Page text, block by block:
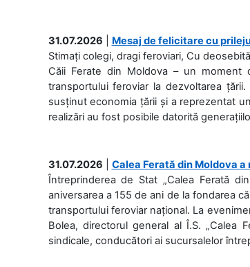
31.07.2026
Mesaj de felicitare cu
Stimați colegi, dragi feroviari, Cu
Căii Ferate din Moldova – un moment
transportului feroviar la dezvoltarea
susținut economia țării și a reprezentat
realizări au fost posibile datorită
31.07.2026
Calea Ferată din Moldova
Întreprinderea de Stat „Calea Ferată
aniversarea a 155 de ani de la fondarea
transportului feroviar național. La
Bolea, directorul general al Î.S. „Calea
sindicale, conducători ai sucursalelor